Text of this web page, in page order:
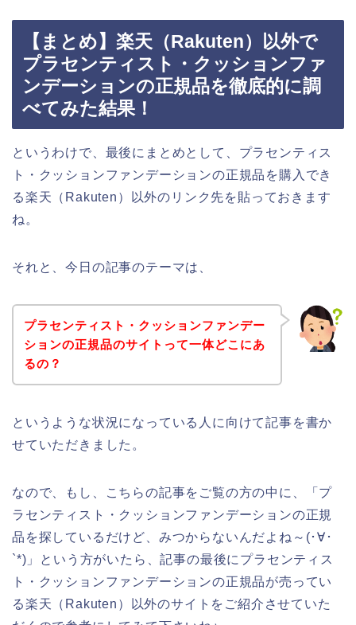
【まとめ】楽天（Rakuten）以外で
プラセンティスト・クッションファ
ンデーションの正規品を徹底的に調
べてみた結果！
というわけで、最後にまとめとして、プラセンティス
ト・クッションファンデーションの正規品を購入でき
る楽天（Rakuten）以外のリンク先を貼っておきます
ね。
それと、今日の記事のテーマは、
プラセンティスト・クッションファンデー
ションの正規品のサイトって一体どこにあ
るの？
というような状況になっている人に向けて記事を書か
せていただきました。
なので、もし、こちらの記事をご覧の方の中に、「プ
ラセンティスト・クッションファンデーションの正規
品を探しているだけど、みつからないんだよね～(･∀･
`*)」という方がいたら、記事の最後にプラセンティス
ト・クッションファンデーションの正規品が売ってい
る楽天（Rakuten）以外のサイトをご紹介させていた